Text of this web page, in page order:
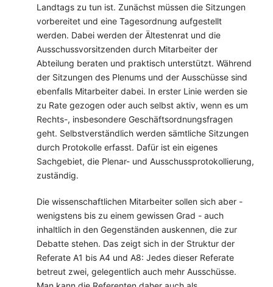
Landtags zu tun ist. Zunächst müssen die Sitzungen
vorbereitet und eine Tagesordnung aufgestellt
werden. Dabei werden der Ältestenrat und die
Ausschussvorsitzenden durch Mitarbeiter der
Abteilung beraten und praktisch unterstützt. Während
der Sitzungen des Plenums und der Ausschüsse sind
ebenfalls Mitarbeiter dabei. In erster Linie werden sie
zu Rate gezogen oder auch selbst aktiv, wenn es um
Rechts-, insbesondere Geschäftsordnungsfragen
geht. Selbstverständlich werden sämtliche Sitzungen
durch Protokolle erfasst. Dafür ist ein eigenes
Sachgebiet, die Plenar- und Ausschussprotokollierung,
zuständig.
Die wissenschaftlichen Mitarbeiter sollen sich aber -
wenigstens bis zu einem gewissen Grad - auch
inhaltlich in den Gegenständen auskennen, die zur
Debatte stehen. Das zeigt sich in der Struktur der
Referate A1 bis A4 und A8: Jedes dieser Referate
betreut zwei, gelegentlich auch mehr Ausschüsse.